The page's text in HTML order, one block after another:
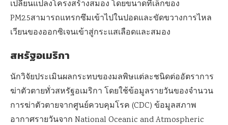
เปลี่ยนแปลงโครงสร้างสมอง โดยขนาดที่เล็กของ
PM2.5สามารถแทรกซึมเข้าไปในปอดและขัดขวางการไหล
เวียนของออกซิเจนเข้าสู่กระแสเลือดและสมอง
สหรัฐอเมริกา
นักวิจัยประเมินผลกระทบของมลพิษแต่ละชนิดต่ออัตราการ
ฆ่าตัวตายทั่วสหรัฐอเมริกา โดยใช้ข้อมูลรายวันของจำนวน
การฆ่าตัวตายจากศูนย์ควบคุมโรค (CDC) ข้อมูลสภาพ
อากาศรายวันจาก National Oceanic and Atmospheric